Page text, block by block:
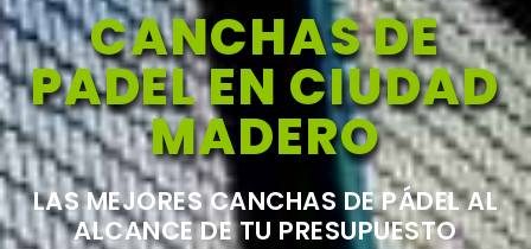
CANCHAS DE
PADEL EN CIUDAD
MADERO
LAS MEJORES CANCHAS DE PÁDEL AL
ALCANCE DE TU PRESUPUESTO